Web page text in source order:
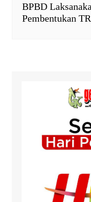
BPBD
Pembentukan